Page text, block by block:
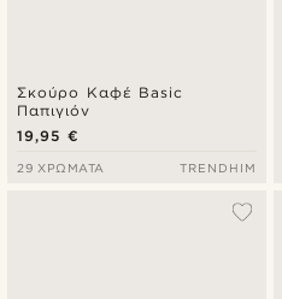
Σκούρο Καφέ Basic
Παπιγιόν
19,95 €
29 ΧΡΏΜΑΤΑ TRENDHIM